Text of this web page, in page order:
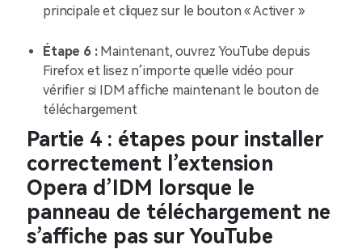
principale et cliquez sur le bouton « Activer »
Étape 6 : Maintenant, ouvrez YouTube depuis
Firefox et lisez n’importe quelle vidéo pour
vérifier si IDM affiche maintenant le bouton de
téléchargement
Partie 4 : étapes pour installer
correctement l’extension
Opera d’IDM lorsque le
panneau de téléchargement ne
s’affiche pas sur YouTube